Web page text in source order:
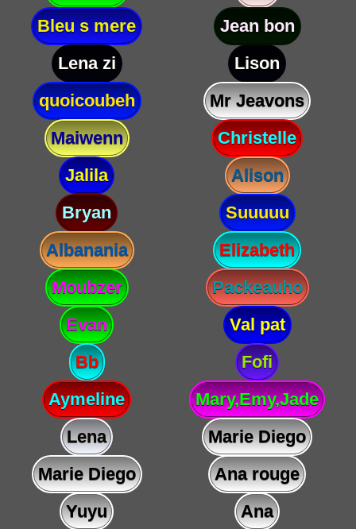
Bleu s mere
Jean bon
Lena zi
Lison
quoicoubeh
Mr Jeavons
Maiwenn
Christelle
Jalila
Alison
Bryan
Suuuuu
Albanania
Elizabeth
Moubzer
Packeauho
Evan
Val pat
Bb
Fofi
Aymeline
Mary,Emy,Jade
Lena
Marie Diego
Marie Diego
Ana rouge
Yuyu
Ana